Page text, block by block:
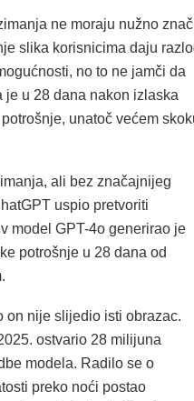
ne moraju nužno
slika korisnicima daju
no to ne jamči da
u 28 dana nakon izlaska
unatoč većem
ali bez značajnijeg
uspio pretvoriti
model GPT-4o generirao je
potrošnje u 28 dana od
on nije slijedio isti obrazac.
ostvario 28 milijuna
modela. Radilo se o
preko noći postao